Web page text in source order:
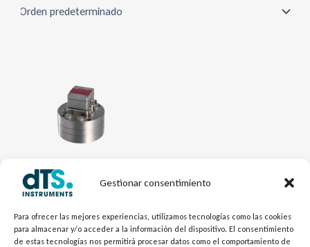
Gestionar consentimiento
Para ofrecer las mejores experiencias, utilizamos tecnologías como las cookies
para almacenar y/o acceder a la información del dispositivo. El consentimiento
de estas tecnologías nos permitirá procesar datos como el comportamiento de
Caudal - dTSFlow
Caudalímetro de ruedas
dentadas series VS y VSI